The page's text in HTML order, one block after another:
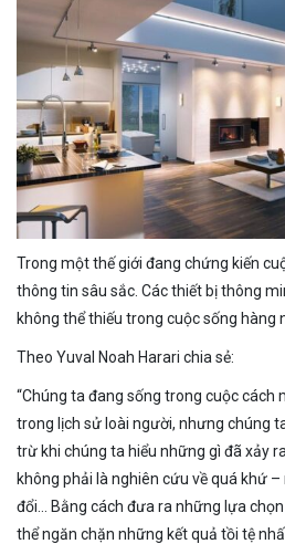
Trong một thế giới đang chứng kiến
thông tin sâu sắc. Các thiết bị thông
không thể thiếu trong cuộc sống hàng
Theo Yuval Noah Harari chia sẻ:
“Chúng ta đang sống trong cuộc
trong lịch sử loài người, nhưng chúng
trừ khi chúng ta hiểu những gì đã xảy
không phải là nghiên cứu về quá khứ
đổi… Bằng cách đưa ra những lựa
thể ngăn chặn những kết quả tồi tệ